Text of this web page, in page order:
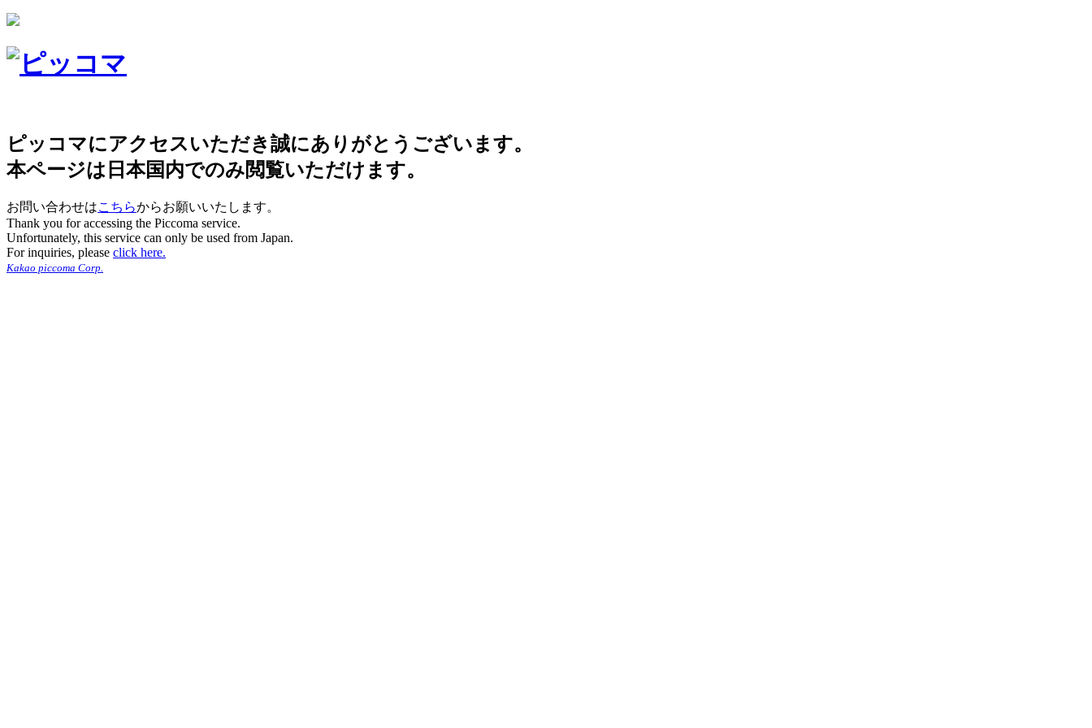
ピッコマにアクセスいただき誠にありがとうございます。
本ページは日本国内でのみ閲覧いただけます。
お問い合わせはこちらからお願いいたします。
Thank you for accessing the Piccoma service.
Unfortunately, this service can only be used from Japan.
For inquiries, please click here.
Kakao piccoma Corp.